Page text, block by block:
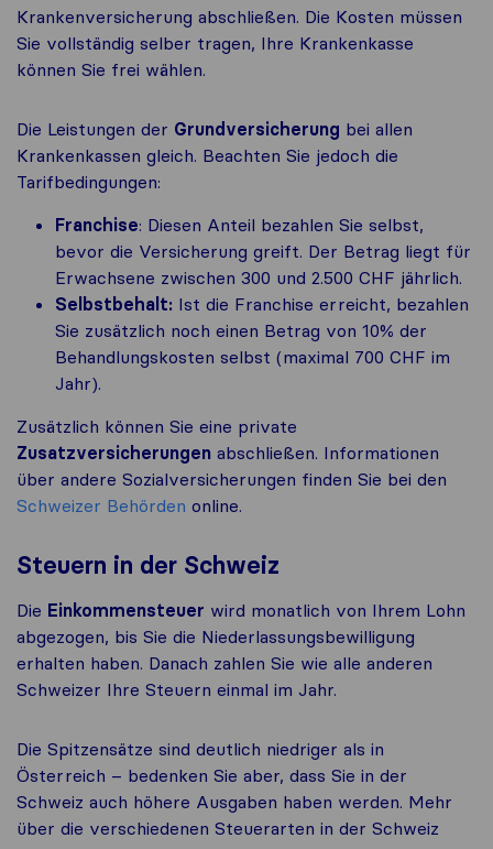
Krankenversicherung abschließen. Die Kosten müssen
Sie vollständig selber tragen, Ihre Krankenkasse
können Sie frei wählen.
Die Leistungen der Grundversicherung bei allen
Krankenkassen gleich. Beachten Sie jedoch die
Tarifbedingungen:
Franchise: Diesen Anteil bezahlen Sie selbst,
bevor die Versicherung greift. Der Betrag liegt für
Erwachsene zwischen 300 und 2.500 CHF jährlich.
Selbstbehalt: Ist die Franchise erreicht, bezahlen
Sie zusätzlich noch einen Betrag von 10% der
Behandlungskosten selbst (maximal 700 CHF im
Jahr).
Zusätzlich können Sie eine private
Zusatzversicherungen abschließen. Informationen
über andere Sozialversicherungen finden Sie bei den
Schweizer Behörden online.
Steuern in der Schweiz
Die Einkommensteuer wird monatlich von Ihrem Lohn
abgezogen, bis Sie die Niederlassungsbewilligung
erhalten haben. Danach zahlen Sie wie alle anderen
Schweizer Ihre Steuern einmal im Jahr.
Die Spitzensätze sind deutlich niedriger als in
Österreich – bedenken Sie aber, dass Sie in der
Schweiz auch höhere Ausgaben haben werden. Mehr
über die verschiedenen Steuerarten in der Schweiz